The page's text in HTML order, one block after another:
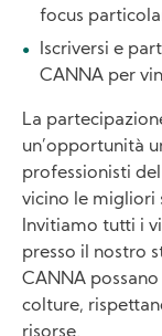
focus
Iscriversi e
CANNA per
La
un’opportunità
professionisti
vicino le migliori
Invitiamo tutti i
presso il nostro
CANNA
colture,
risorse.